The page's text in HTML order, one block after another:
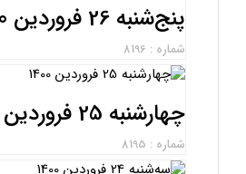
پنج‌شنبه 26 فروردین 1400
شماره : 8196
چهارشنبه 25 فروردین 1400
شماره : 8195